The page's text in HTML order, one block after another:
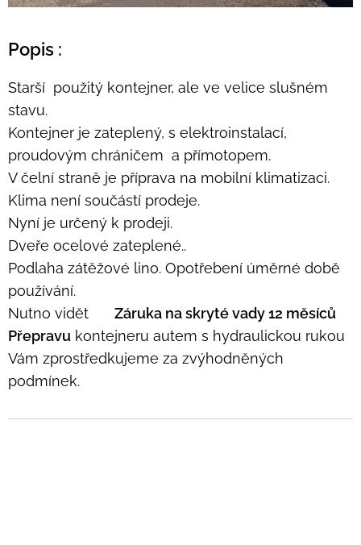
Popis :
Starší použitý kontejner, ale ve velice slušném
stavu.
Kontejner je zateplený, s elektroinstalací,
proudovým chráničem a přímotopem.
V čelní straně je příprava na mobilní klimatizaci.
Klima není součástí prodeje.
Nyní je určený k prodeji.
Dveře ocelové zateplené..
Podlaha zátěžové lino. Opotřebení úměrné době
používání.
Nutno vidět 🙂 Záruka na skryté vady 12 měsíců
Přepravu kontejneru autem s hydraulickou rukou
Vám zprostředkujeme za zvýhodněných
podmínek.